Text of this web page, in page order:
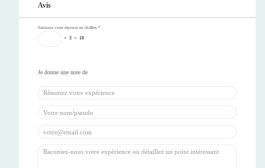
Avis
Saisissez votre réponse en chiffres *
+ 3 = 10